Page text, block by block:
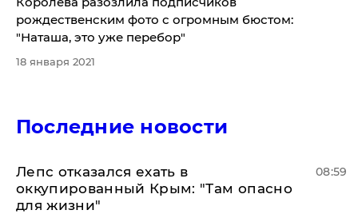
рождественским фото с огромным бюстом:
"Наташа, это уже перебор"
18 января 2021
Последние новости
Лепс отказался ехать в
оккупированный Крым: "Там опасно
для жизни"
08:59